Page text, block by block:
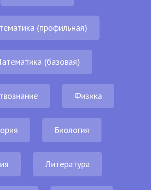
(профильная)
(базовая)
Физика
Биология
Литература